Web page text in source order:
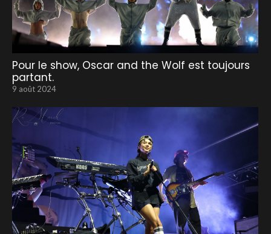
Pour le show, Oscar and the Wolf est toujours
partant.
9 août 2024